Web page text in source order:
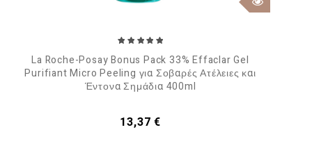
La Roche-Posay Bonus Pack 33% Effaclar Gel
Purifiant Micro Peeling για Σοβαρές Ατέλειες και
Έντονα Σημάδια 400ml
Τιμή
13,37 €